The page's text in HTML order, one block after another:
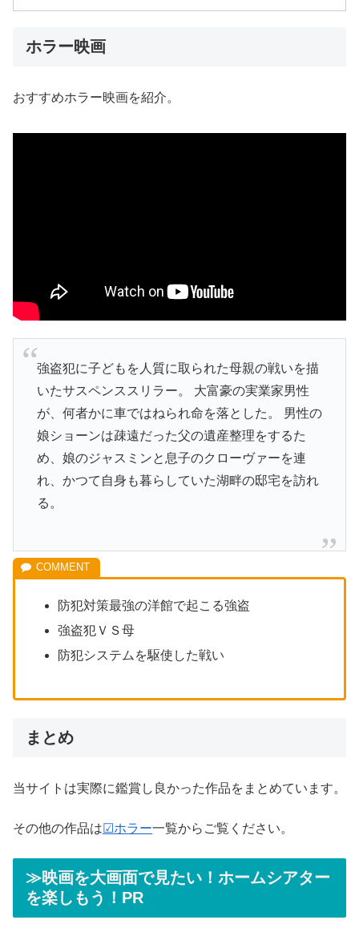
ホラー映画
おすすめホラー映画を紹介。
強盗犯に子どもを人質に取られた母親の戦いを描
いたサスペンススリラー。 大富豪の実業家男性
が、何者かに車ではねられ命を落とした。 男性の
娘ショーンは疎遠だった父の遺産整理をするた
め、娘のジャスミンと息子のクローヴァーを連
れ、かつて自身も暮らしていた湖畔の邸宅を訪れ
る。
防犯対策最強の洋館で起こる強盗
強盗犯ＶＳ母
防犯システムを駆使した戦い
まとめ
当サイトは実際に鑑賞し良かった作品をまとめています。
その他の作品は☑ホラー一覧からご覧ください。
≫映画を大画面で見たい！ホームシアター
を楽しもう！PR